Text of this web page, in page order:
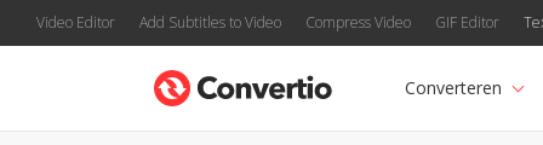
Video Editor Add Subtitles to Video Compress Video GIF Editor
Converteren